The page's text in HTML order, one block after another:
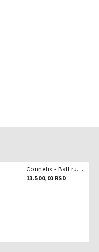
Connetix - Ball run pastel 106 delova
13.500,00 RSD